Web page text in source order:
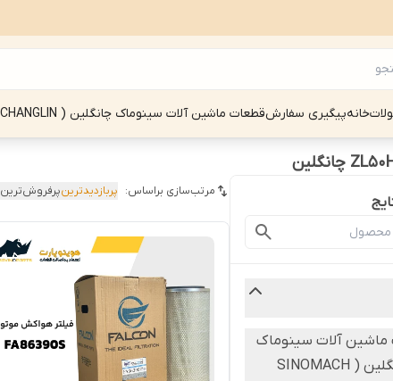
خانهپیگیری سفارشقطعات ماشین آلات سینوماک چانگلین ( SINOMACH CHANGLIN )
ماشین آلات سینوماک
چانگلین ( SINOMACH
مرتب‌سازی براساس: پربازدیدترینپرفروش‌ترین